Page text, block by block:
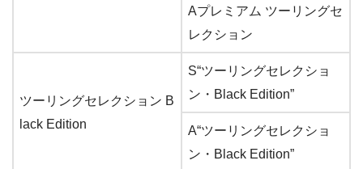
Aプレミアム ツーリングセ
レクション
ツーリングセレクション B
lack Edition
S“ツーリングセレクショ
ン・Black Edition”
A“ツーリングセレクショ
ン・Black Edition”